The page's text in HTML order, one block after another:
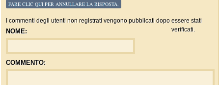
FARE CLIC QUI PER ANNULLARE LA RISPOSTA.
I commenti degli utenti non registrati vengono pubblicati dopo essere stati
verificati.
NOME:
COMMENTO: